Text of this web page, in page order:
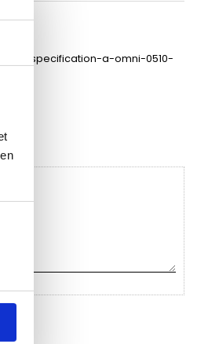
specification-a-omni-0510-